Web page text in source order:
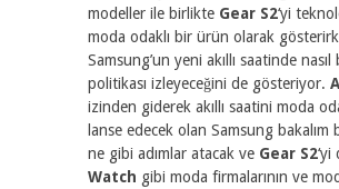
modeller ile birlikte Gear S2‘yi
moda odaklı bir ürün olarak
Samsung’un yeni akıllı saatinde nasıl
politikası izleyeceğini de gösteriyor.
izinden giderek akıllı saatini moda
lanse edecek olan Samsung bakalım
ne gibi adımlar atacak ve Gear S2‘yi
Watch gibi moda firmalarının ve